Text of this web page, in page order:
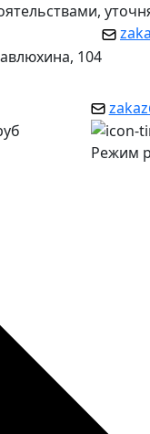
104
Режим